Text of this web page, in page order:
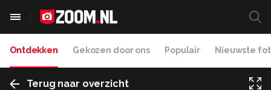
Ontdekken Gekozen door ons Populair Nieuwste
Terug naar overzicht